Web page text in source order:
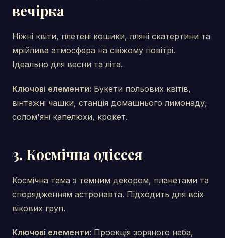
вечірка
Ніжні квіти, плетені кошики, лляні скатертини та
мрійлива атмосфера на свіжому повітрі.
Ідеально для весни та літа.
Ключові елементи: Букети польових квітів,
вінтажні чашки, станція домашнього лимонаду,
солом'яні капелюхи, крокет.
3. Космічна одіссея
Космічна тема з темним декором, планетами та
спорядженням астронавта. Підходить для всіх
вікових груп.
Ключові елементи: Проекція зоряного неба,